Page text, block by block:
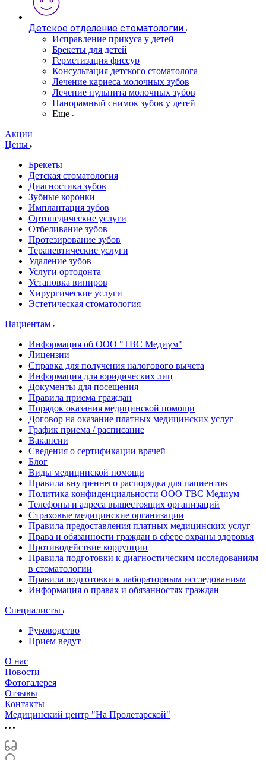
Детское отделение стоматологии
Исправление прикуса у детей
Брекеты для детей
Герметизация фиссур
Консультация детского стоматолога
Лечение кариеса молочных зубов
Лечение пульпита молочных зубов
Панорамный снимок зубов у детей
Еще
Акции
Цены
Брекеты
Детская стоматология
Диагностика зубов
Зубные коронки
Имплантация зубов
Ортопедические услуги
Отбеливание зубов
Протезирование зубов
Терапевтические услуги
Удаление зубов
Услуги ортодонта
Установка виниров
Хирургические услуги
Эстетическая стоматология
Пациентам
Информация об ООО "ТВС Медиум"
Лицензии
Справка для получения налогового вычета
Информация для юридических лиц
Документы для посещения
Правила приема граждан
Порядок оказания медицинской помощи
Договор на оказание платных медицинских услуг
График приема / расписание
Вакансии
Сведения о сертификации врачей
Блог
Виды медицинской помощи
Правила внутреннего распорядка для пациентов
Политика конфиденциальности ООО ТВС Медиум
Телефоны и адреса вышестоящих организаций
Страховые медицинские организации
Правила предоставления платных медицинских услуг
Права и обязанности граждан в сфере охраны здоровья
Противодействие коррупции
Правила подготовки к диагностическим исследованиям
в стоматологии
Правила подготовки к лабораторным исследованиям
Информация о правах и обязанностях граждан
Специалисты
Руководство
Прием ведут
О нас
Новости
Фотогалерея
Отзывы
Контакты
Медицинский центр "На Пролетарской"